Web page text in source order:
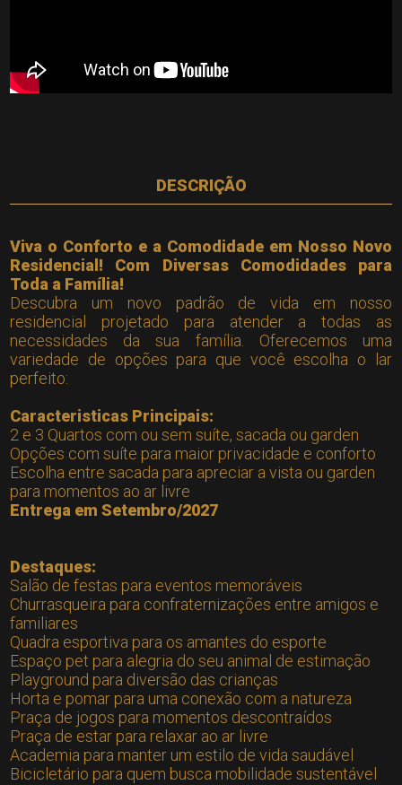
DESCRIÇÃO
Viva o Conforto e a Comodidade em Nosso Novo
Residencial! Com Diversas Comodidades para
Toda a Família!
Descubra um novo padrão de vida em nosso
residencial projetado para atender a todas as
necessidades da sua família. Oferecemos uma
variedade de opções para que você escolha o lar
perfeito:
Caracteristicas Principais:
2 e 3 Quartos com ou sem suíte, sacada ou garden
Opções com suíte para maior privacidade e conforto
Escolha entre sacada para apreciar a vista ou garden
para momentos ao ar livre
Entrega em Setembro/2027
Destaques:
Salão de festas para eventos memoráveis
Churrasqueira para confraternizações entre amigos e
familiares
Quadra esportiva para os amantes do esporte
Espaço pet para alegria do seu animal de estimação
Playground para diversão das crianças
Horta e pomar para uma conexão com a natureza
Praça de jogos para momentos descontraídos
Praça de estar para relaxar ao ar livre
Academia para manter um estilo de vida saudável
Bicicletário para quem busca mobilidade sustentável